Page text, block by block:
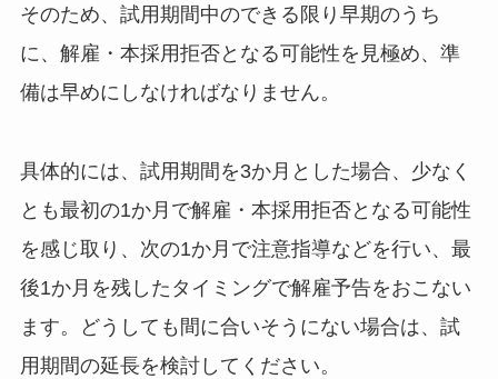
そのため、試用期間中のできる限り早期のうち
に、解雇・本採用拒否となる可能性を見極め、準
備は早めにしなければなりません。
具体的には、試用期間を3か月とした場合、少なく
とも最初の1か月で解雇・本採用拒否となる可能性
を感じ取り、次の1か月で注意指導などを行い、最
後1か月を残したタイミングで解雇予告をおこない
ます。どうしても間に合いそうにない場合は、試
用期間の延長を検討してください。